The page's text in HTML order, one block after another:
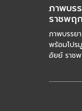
ภาพบร
ราชพฤ
ภาพบรรย
พร้อมโปร
อัยย์ ราช